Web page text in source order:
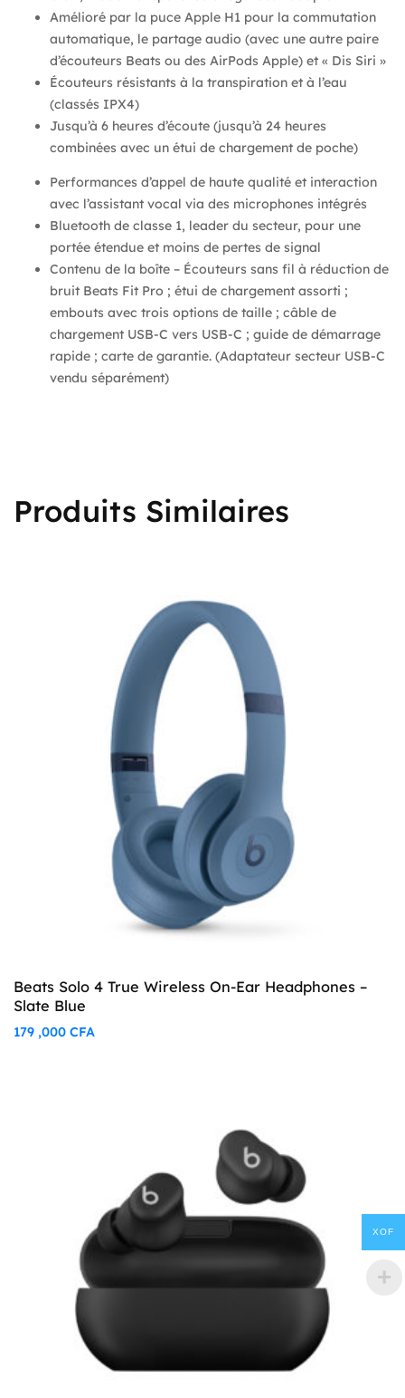
Amélioré par la puce Apple H1 pour la commutation
automatique, le partage audio (avec une autre paire
d’écouteurs Beats ou des AirPods Apple) et « Dis Siri »
Écouteurs résistants à la transpiration et à l’eau
(classés IPX4)
Jusqu’à 6 heures d’écoute (jusqu’à 24 heures
combinées avec un étui de chargement de poche)
Performances d’appel de haute qualité et interaction
avec l’assistant vocal via des microphones intégrés
Bluetooth de classe 1, leader du secteur, pour une
portée étendue et moins de pertes de signal
Contenu de la boîte – Écouteurs sans fil à réduction de
bruit Beats Fit Pro ; étui de chargement assorti ;
embouts avec trois options de taille ; câble de
chargement USB-C vers USB-C ; guide de démarrage
rapide ; carte de garantie. (Adaptateur secteur USB-C
vendu séparément)
Produits Similaires
Beats Solo 4 True Wireless On-Ear Headphones –
Slate Blue
179 ,000 CFA
XOF